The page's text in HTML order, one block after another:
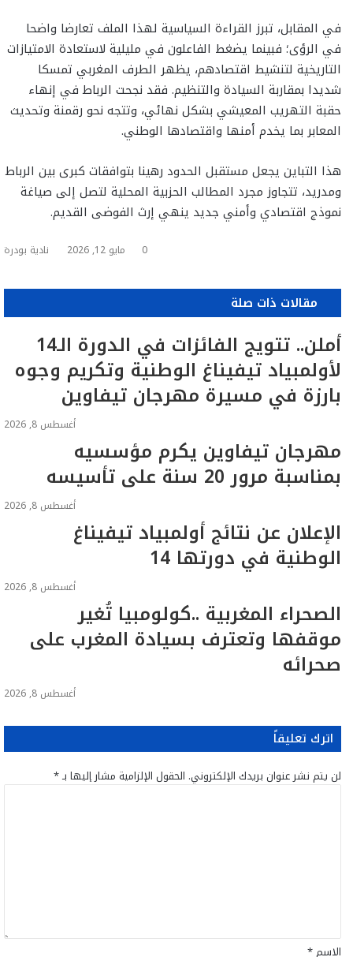
في المقابل، تبرز القراءة السياسية لهذا الملف تعارضا واضحا
في الرؤى؛ فبينما يضغط الفاعلون في مليلية لاستعادة الامتيازات
التاريخية لتنشيط اقتصادهم، يظهر الطرف المغربي تمسكا
شديدا بمقاربة السيادة والتنظيم. فقد نجحت الرباط في إنهاء
حقبة التهريب المعيشي بشكل نهائي، وتتجه نحو رقمنة وتحديث
المعابر بما يخدم أمنها واقتصادها الوطني.
هذا التباين يجعل مستقبل الحدود رهينا بتوافقات كبرى بين الرباط
ومدريد، تتجاوز مجرد المطالب الحزبية المحلية لتصل إلى صياغة
نموذج اقتصادي وأمني جديد ينهي إرث الفوضى القديم.
نادية بودرة مايو 12, 2026 0
مقالات ذات صلة
أملن.. تتويج الفائزات في الدورة الـ14
لأولمبياد تيفيناغ الوطنية وتكريم وجوه
بارزة في مسيرة مهرجان تيفاوين
أغسطس 8, 2026
مهرجان تيفاوين يكرم مؤسسيه
بمناسبة مرور 20 سنة على تأسيسه
أغسطس 8, 2026
الإعلان عن نتائج أولمبياد تيفيناغ
الوطنية في دورتها 14
أغسطس 8, 2026
الصحراء المغربية ..كولومبيا تُغير
موقفها وتعترف بسيادة المغرب على
صحرائه
أغسطس 8, 2026
اترك تعليقاً
لن يتم نشر عنوان بريدك الإلكتروني. الحقول الإلزامية مشار إليها بـ*
الاسم*